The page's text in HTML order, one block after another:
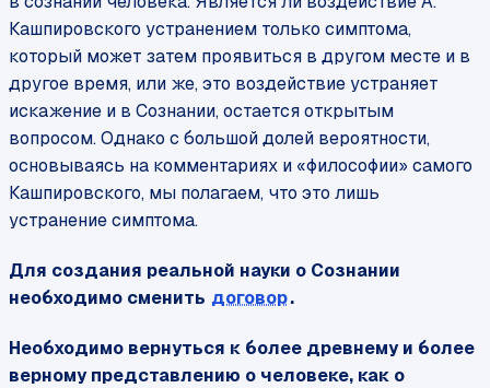
Кашпировского устранением только симптома,
который может затем проявиться в другом месте и в
другое время, или же, это воздействие устраняет
искажение и в Сознании, остается открытым
вопросом. Однако с большой долей вероятности,
основываясь на комментариях и «философии» самого
Кашпировского, мы полагаем, что это лишь
устранение симптома.
Для создания реальной науки о Сознании
необходимо сменить договор.
Необходимо вернуться к более древнему и более
верному представлению о человеке, как о